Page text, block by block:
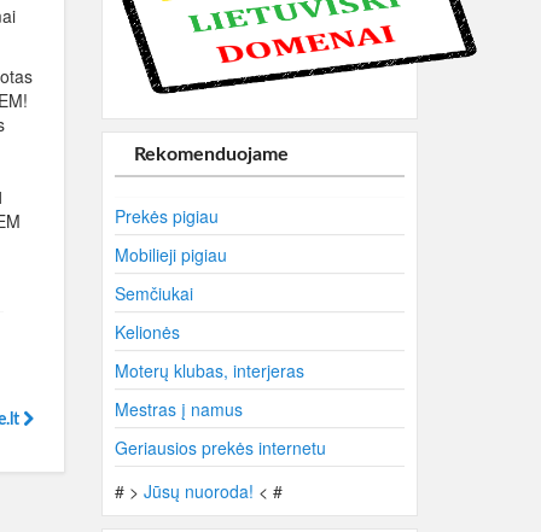
Rekomenduojame
Prekės pigiau
Mobilieji pigiau
Semčiukai
Kelionės
Moterų klubas, interjeras
Mestras į namus
Geriausios prekės internetu
# > Jūsų nuoroda! < #